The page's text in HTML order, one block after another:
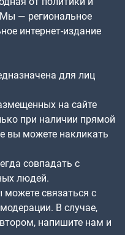
— региональное
интернет-издание
для лиц
на сайте
при наличии прямой
вы можете накликать
совпадать с
людей.
связаться с
В случае,
напишите нам и